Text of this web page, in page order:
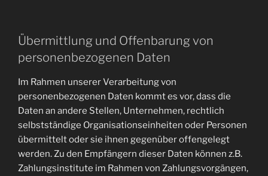
Übermittlung und Offenbarung von
personenbezogenen Daten
Im Rahmen unserer Verarbeitung von
personenbezogenen Daten kommt es vor, dass die
Daten an andere Stellen, Unternehmen, rechtlich
selbstständige Organisationseinheiten oder Personen
übermittelt oder sie ihnen gegenüber offengelegt
werden. Zu den Empfängern dieser Daten können z.B.
Zahlungsinstitute im Rahmen von Zahlungsvorgängen,